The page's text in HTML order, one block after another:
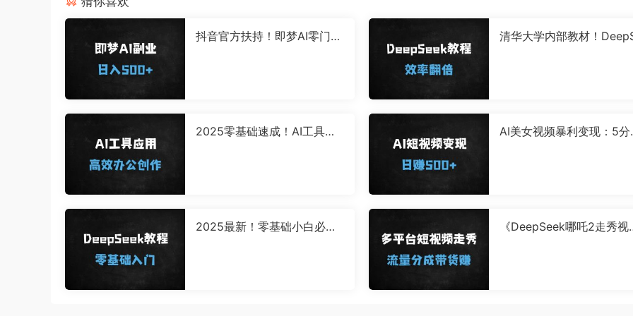
抖音官方扶持！即梦AI零门槛
清华大学内部教材！
2025零基础速成！AI工具全
AI美女视频暴利变现：5分
2025最新！零基础小白必学
《DeepSeek哪吒2走秀视